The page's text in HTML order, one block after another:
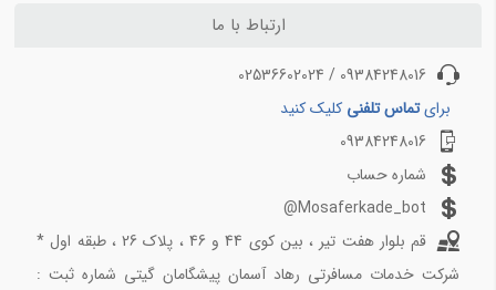
9,044
کوالالامپور
دالامان
31,091
بوشهر
ارتباط با ما
09384248016 / 02536602024
برایتماس تلفنی کلیک کنید
09384248016
شماره حساب
Mosaferkade_bot@
قم بلوار هفت تیر ، بین کوی 44 و 46 ، پلاک 26 ، طبقه اول *
شرکت خدمات مسافرتی رهاد آسمان پیشگامان گیتی شماره ثبت :